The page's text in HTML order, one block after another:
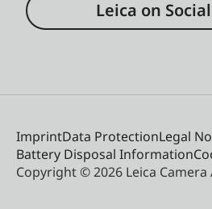
Leica on
ImprintData ProtectionLegal
Battery Disposal Information
Copyright © 2026 Leica Camera